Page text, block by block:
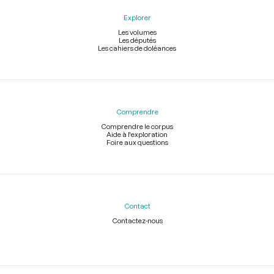
Explorer
Les volumes
Les députés
Les cahiers de doléances
Comprendre
Comprendre le corpus
Aide à l'exploration
Foire aux questions
Contact
Contactez-nous
Légal